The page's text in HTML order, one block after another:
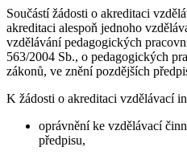
Součástí žádosti o akreditaci
akreditaci alespoň jednoho
vzdělávání pedagogických
563/2004 Sb., o pedagogických
zákonů, ve znění pozdějších
K žádosti o akreditaci vzdělávací
oprávnění ke vzdělávací
předpisu,